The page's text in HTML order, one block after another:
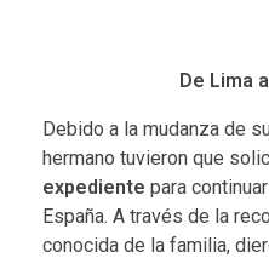
De Lima
Debido a la mudanza de
hermano tuvieron que
expediente para
España. A través de la
conocida de la familia,